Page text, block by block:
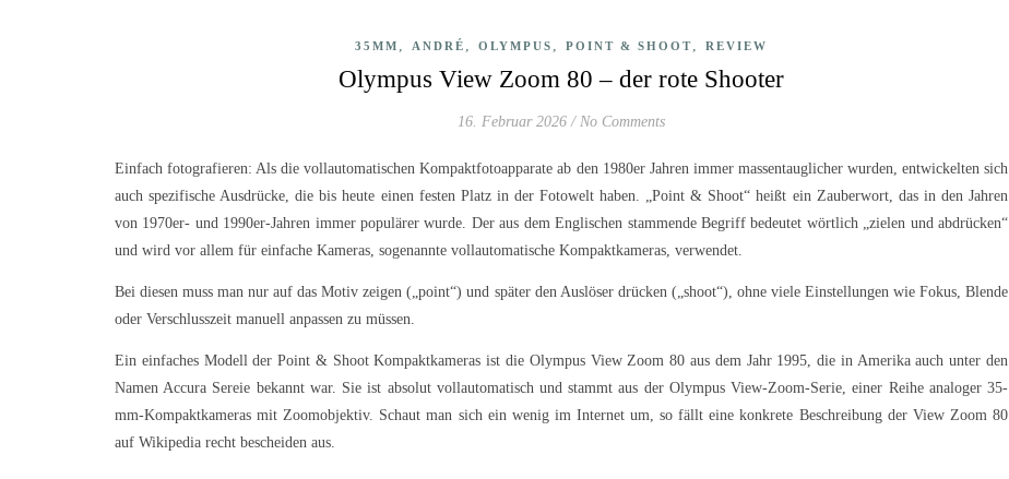
35MM , ANDRÉ , OLYMPUS , POINT & SHOOT, REVIEW
Olympus View Zoom 80 – der rote Shooter
16. Februar 2026 / No Comments
Einfach fotografieren: Als die vollautomatischen Kompaktfotoapparate ab den 1980er Jahren immer massentauglicher wurden, entwickelten sich
auch spezifische Ausdrücke, die bis heute einen festen Platz in der Fotowelt haben. „Point & Shoot“ heißt ein Zauberwort, das in den Jahren
von 1970er- und 1990er-Jahren immer populärer wurde. Der aus dem Englischen stammende Begriff bedeutet wörtlich „zielen und abdrücken“
und wird vor allem für einfache Kameras, sogenannte vollautomatische Kompaktkameras, verwendet.
Bei diesen muss man nur auf das Motiv zeigen („point“) und später den Auslöser drücken („shoot“), ohne viele Einstellungen wie Fokus, Blende
oder Verschlusszeit manuell anpassen zu müssen.
Ein einfaches Modell der Point & Shoot Kompaktkameras ist die Olympus View Zoom 80 aus dem Jahr 1995, die in Amerika auch unter den
Namen Accura Sereie bekannt war. Sie ist absolut vollautomatisch und stammt aus der Olympus View-Zoom-Serie, einer Reihe analoger 35-
mm-Kompaktkameras mit Zoomobjektiv. Schaut man sich ein wenig im Internet um, so fällt eine konkrete Beschreibung der View Zoom 80
auf Wikipedia recht bescheiden aus.